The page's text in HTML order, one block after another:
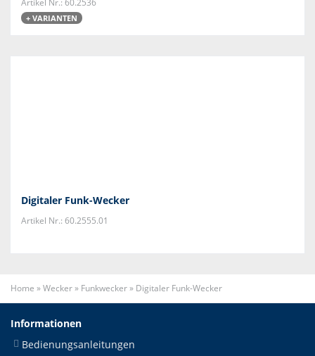
Artikel Nr.: 60.2536
+ VARIANTEN
Digitaler Funk-Wecker
Artikel Nr.: 60.2555.01
Home »Wecker» Funkwecker» Digitaler Funk-Wecker
Informationen
Bedienungsanleitungen